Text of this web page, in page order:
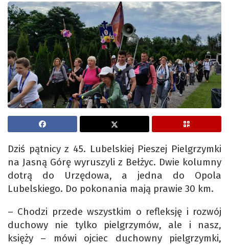
Dziś pątnicy z 45. Lubelskiej Pieszej Pielgrzymki
na Jasną Górę wyruszyli z Bełżyc. Dwie kolumny
dotrą do Urzędowa, a jedna do Opola
Lubelskiego. Do pokonania mają prawie 30 km.
– Chodzi przede wszystkim o refleksję i rozwój
duchowy nie tylko pielgrzymów, ale i nasz,
księży – mówi ojciec duchowny pielgrzymki,